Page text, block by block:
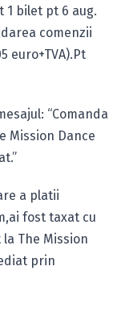
1 bilet pt 6 aug.
comenzii
euro+TVA).Pt
“Comanda
Mission Dance
a platii
fost taxat cu
la The Mission
prin